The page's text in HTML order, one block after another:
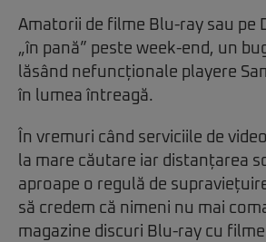
Amatorii de filme Blu-ray sau pe
„în pană” peste week-end, un
lăsând nefuncționale playere
în lumea întreagă.
În vremuri când serviciile de
la mare căutare iar distanțarea
aproape o regulă de
să credem că nimeni nu mai
magazine discuri Blu-ray cu